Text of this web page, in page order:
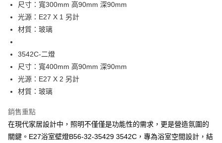
悠遊付
Google Pay
全盈+PAY
AFTEE先享後付
相關說明
【關於「AFTEE先享後付」】
AFTEE先享後付是「在收到商品之後才付款」的支付方式。 讓您購物簡單
１．簡單：不需註冊會員、不需綁卡、不需儲值。
２．便利：只要手機號碼，簡訊認證，即可結帳。
ATM付款
新竹貨運宅配
尺寸：寬300mm 高90mm 深90mm
光源：E27 X 1 另計
材質：玻璃
3542C-二燈
尺寸：寬400mm 高90mm 深90mm
光源：E27 X 2 另計
材質：玻璃
銷售重點
在現代家居設計中，照明不僅僅是功能性的需求，更是營造氛圍的
關鍵。E27浴室壁燈B56-32-35429 3542C，專為浴室空間設計，結